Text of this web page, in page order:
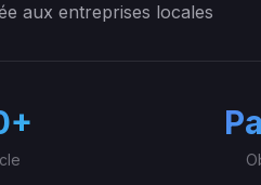
aux entreprises locales